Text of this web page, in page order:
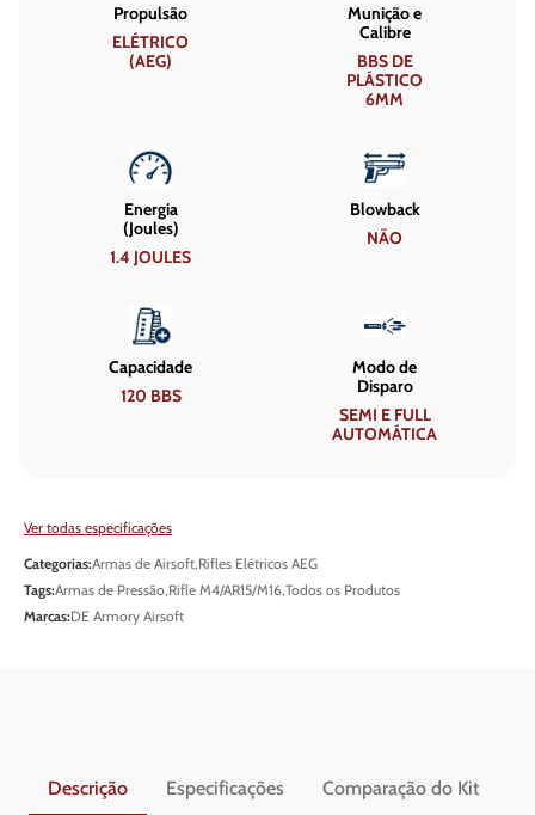
Propulsão
ELÉTRICO
(AEG)
Munição e
Calibre
BBS DE
PLÁSTICO
6MM
Energia
(Joules)
1.4 JOULES
Blowback
NÃO
Capacidade
120 BBS
Modo de
Disparo
SEMI E FULL
AUTOMÁTICA
Ver todas especificações
Categorias:Armas de Airsoft,Rifles Elétricos AEG
Tags:Armas de Pressão,Rifle M4/AR15/M16,Todos os Produtos
Marcas:DE Armory Airsoft
Descrição Especificações Comparação do Kit